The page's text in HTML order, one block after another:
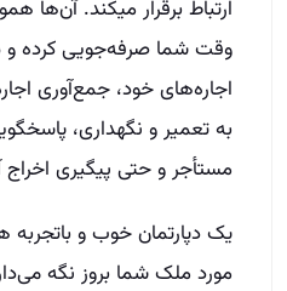
ارتباط برقرار می­کند. آن‌ها
وقت شما صرفه‌جویی کرده و
اجاره‌های خود، جمع‌آوری
به تعمیر و نگهداری،
مستأجر و حتی پیگیری اخراج
یک دپارتمان خوب و باتجربه
مورد ملک شما بروز نگه